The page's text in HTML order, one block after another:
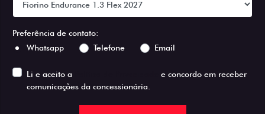
Preferência de contato:
Whatsapp
Telefone Email
Li e aceito a
e concordo em receber
comunicações da concessionária.